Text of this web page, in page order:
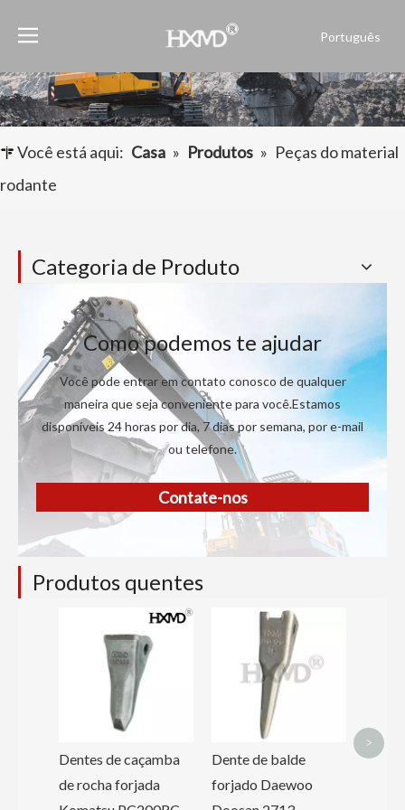
Português
العربية
Français
Você está aqui: Casa » Produtos » Peças do material
rodante
Categoria de Produto
Como podemos te ajudar
Você pode entrar em contato conosco de qualquer
maneira que seja conveniente para você.Estamos
disponíveis 24 horas por dia, 7 dias por semana, por e-mail
ou telefone.
Contate-nos
Produtos quentes
Dentes de caçamba
de rocha forjada
Dente de balde
forjado Daewoo
>